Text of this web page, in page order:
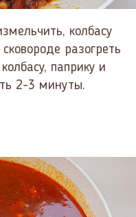
колбасу
разогреть
паприку и
2-3 минуты.